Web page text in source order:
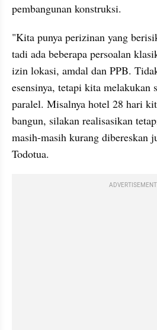
pembangunan konstruksi.
"Kita punya perizinan yang
tadi ada beberapa persoalan
izin lokasi, amdal dan PPB.
esensinya, tetapi kita melakukan
paralel. Misalnya hotel 28 hari
bangun, silakan realisasikan
masih-masih kurang dibereskan
Todotua.
ADVERTISEMENT